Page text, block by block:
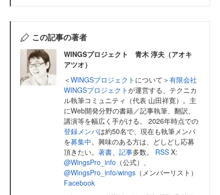
この記事の著者
WINGSプロジェクト 青木 淳夫（アオキ
アツオ）
＜WINGSプロジェクト について＞有限会社
WINGSプロジェクトが運営する、テクニカ
ル執筆コミュニティ（代表 山田祥寛）。主
にWeb開発分野の書籍／記事執筆、翻訳、
講演等を幅広く手がける。 2026年時点での
登録メンバは約50名で、現在も執筆メンバ
を募集中。興味のある方は、どしどし応募
頂きたい。 著書、 記事多数。 RSS X:
@WingsPro_info （公式）、
@WingsPro_info/wings （メンバーリスト）
Facebook